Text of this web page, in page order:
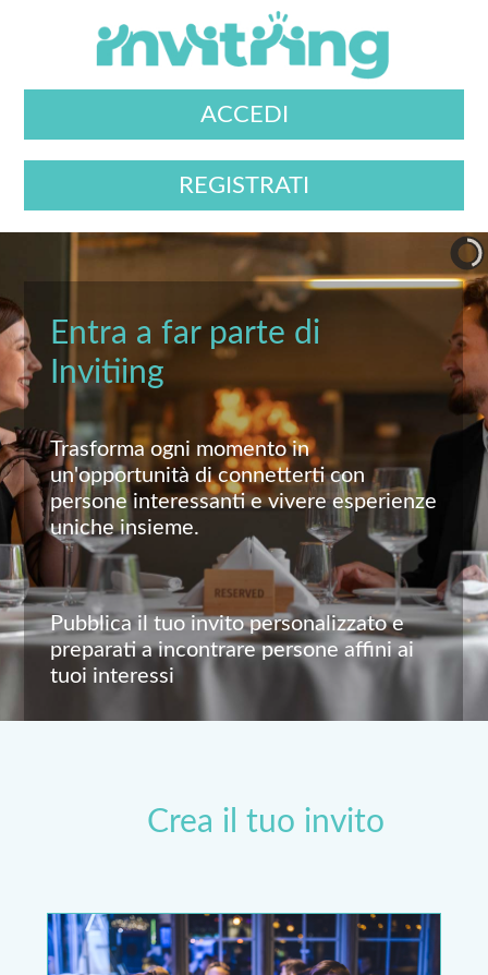
ACCEDI
REGISTRATI
Entra a far parte di
Invitiing
Trasforma ogni momento in
un'opportunità di connetterti con
persone interessanti e vivere esperienze
uniche insieme.
Pubblica il tuo invito personalizzato e
preparati a incontrare persone affini ai
tuoi interessi
Crea il tuo invito